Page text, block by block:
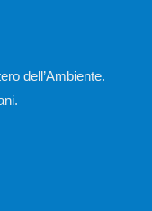
dell’Ambiente.